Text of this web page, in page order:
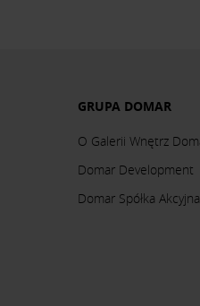
GRUPA DOMAR
O Galerii Wnętrz
Domar Development
Domar Spółka Akcyjna